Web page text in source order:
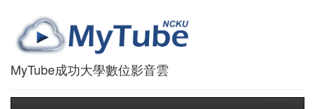
MyTube成功大學數位影音雲